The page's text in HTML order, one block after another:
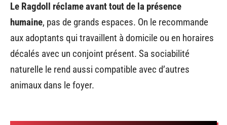
Le Ragdoll réclame avant tout de la présence
humaine, pas de grands espaces. On le recommande
aux adoptants qui travaillent à domicile ou en horaires
décalés avec un conjoint présent. Sa sociabilité
naturelle le rend aussi compatible avec d’autres
animaux dans le foyer.